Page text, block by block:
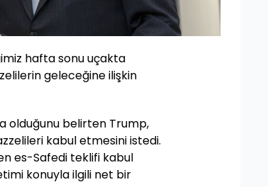
hafta sonu uçakta
geleceğine ilişkin
olduğunu belirten Trump,
kabul etmesini istedi.
es-Safedi teklifi kabul
konuyla ilgili net bir